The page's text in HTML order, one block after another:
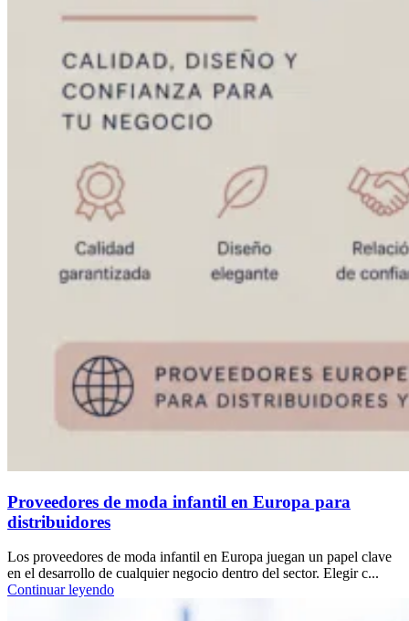
Proveedores de moda infantil en Europa para
distribuidores
Los proveedores de moda infantil en Europa juegan un papel clave
en el desarrollo de cualquier negocio dentro del sector. Elegir c...
Continuar leyendo